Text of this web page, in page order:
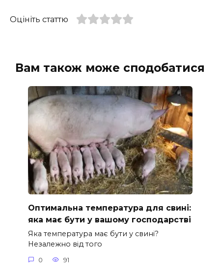
Оцініть статтю
Вам також може сподобатися
Оптимальна температура для свині:
яка має бути у вашому господарстві
Яка температура має бути у свині?
Незалежно від того
0 91